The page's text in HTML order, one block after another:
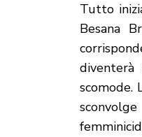
Tutto
Besana
scomode.